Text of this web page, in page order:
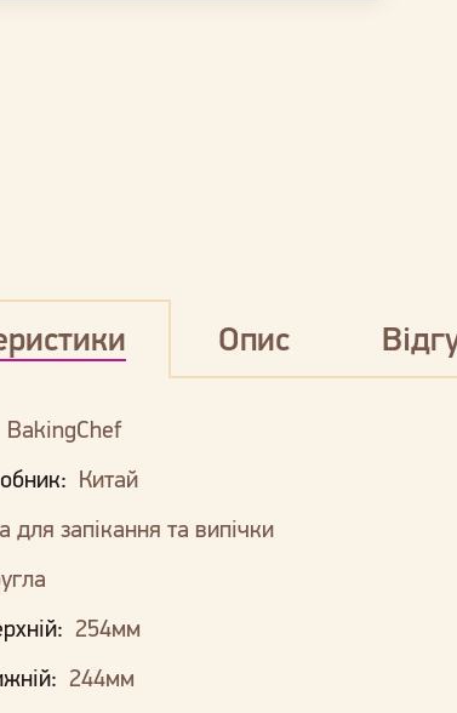
Опис
BakingChef
Китай
для запікання та випічки
254мм
244мм